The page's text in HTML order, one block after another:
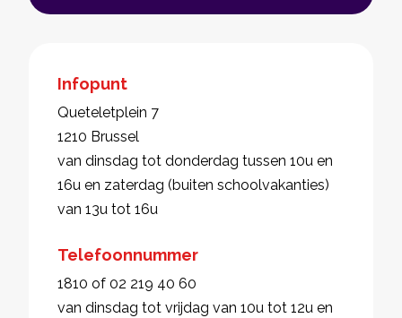
Infopunt
Queteletplein 7
1210 Brussel
van dinsdag tot donderdag tussen 10u en
16u en zaterdag (buiten schoolvakanties)
van 13u tot 16u
Telefoonnummer
1810 of 02 219 40 60
van dinsdag tot vrijdag van 10u tot 12u en